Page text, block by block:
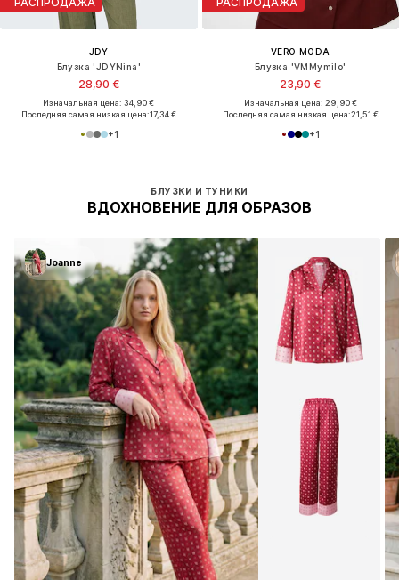
JDY
Блузка 'JDYNina'
28,90 €
Изначальная цена: 34,90 €
Последняя самая низкая цена:17,34 €
+1
VERO MODA
Блузка 'VMMymilo'
23,90 €
Изначальная цена: 29,90 €
Последняя самая низкая цена:21,51 €
+1
БЛУЗКИ И ТУНИКИ
ВДОХНОВЕНИЕ ДЛЯ ОБРАЗОВ
Joanne